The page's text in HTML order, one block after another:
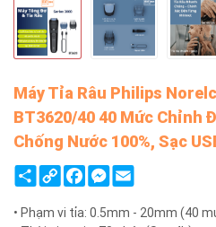
Máy Tỉa Râu Philips
BT3620/40 40 Mức Chỉnh
Chống Nước 100%, Sạc
ShareCopy
Link
FacebookMessenger
Email
• Phạm vi tỉa: 0.5mm - 20mm (40